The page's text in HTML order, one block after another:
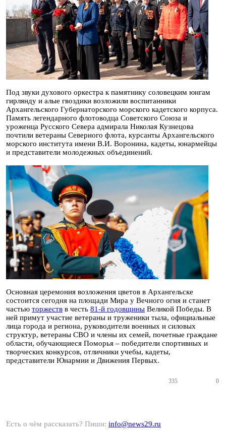
Под звуки духового оркестра к памятнику соловецким юнгам
гирлянду и алые гвоздики возложили воспитанники
Архангельского Губернаторского морского кадетского корпуса.
Память легендарного флотоводца Советского Союза и
уроженца Русского Севера адмирала Николая Кузнецова
почтили ветераны Северного флота, курсанты Архангельского
морского института имени В.И. Воронина, кадеты, юнармейцы
и представители молодежных объединений.
Основная церемония возложения цветов в Архангельске
состоится сегодня на площади Мира у Вечного огня и станет
частью торжеств в честь 81-й годовщины Великой Победы. В
ней примут участие ветераны и труженики тыла, официальные
лица города и региона, руководители военных и силовых
структур, ветераны СВО и члены их семей, почетные граждане
области, обучающиеся Поморья – победители спортивных и
творческих конкурсов, отличники учебы, кадеты,
представители Юнармии и Движения Первых.
335 0
Есть о чём рассказать? Пиши: info@news29.ru